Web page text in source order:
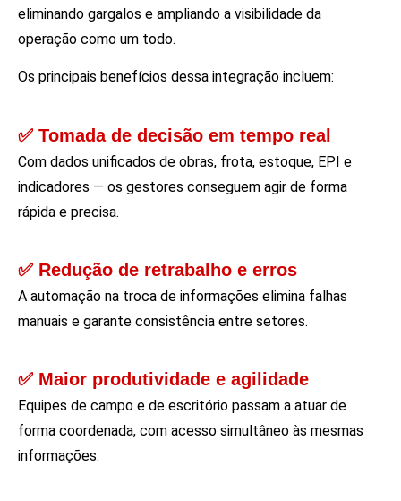
eliminando gargalos e ampliando a visibilidade da
operação como um todo.
Os principais benefícios dessa integração incluem:
✅ Tomada de decisão em tempo real
Com dados unificados de obras, frota, estoque, EPI e
indicadores — os gestores conseguem agir de forma
rápida e precisa.
✅ Redução de retrabalho e erros
A automação na troca de informações elimina falhas
manuais e garante consistência entre setores.
✅ Maior produtividade e agilidade
Equipes de campo e de escritório passam a atuar de
forma coordenada, com acesso simultâneo às mesmas
informações.